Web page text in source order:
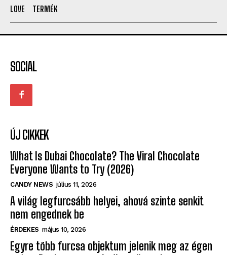
LOVE
TERMÉK
SOCIAL
ÚJ CIKKEK
What Is Dubai Chocolate? The Viral Chocolate
Everyone Wants to Try (2026)
CANDY NEWS július 11, 2026
A világ legfurcsább helyei, ahová szinte senkit
nem engednek be
ÉRDEKES május 10, 2026
Egyre több furcsa objektum jelenik meg az égen